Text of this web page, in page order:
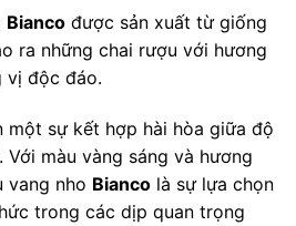
Bianco được sản xuất từ giống
ra những chai rượu với hương
vị độc đáo.
một sự kết hợp hài hòa giữa độ
màu vàng sáng và hương
vang nho Bianco là sự lựa chọn
trong các dịp quan trọng